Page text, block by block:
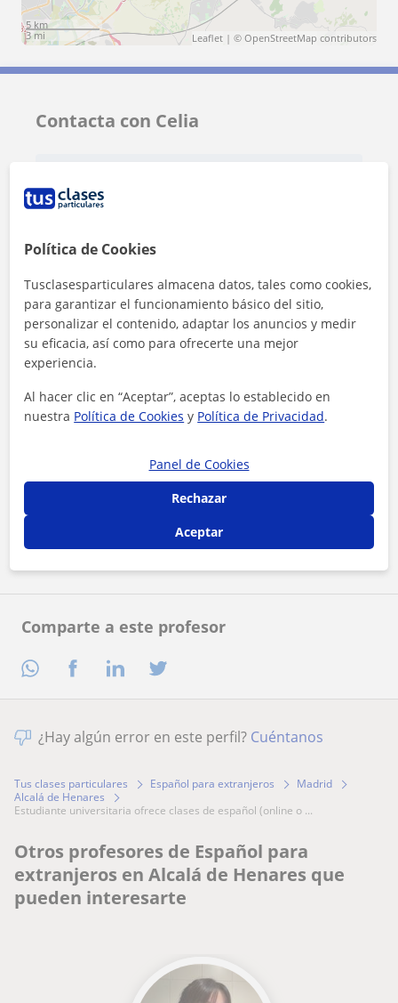
Comparte a este profesor
5 km
3 mi
Leaflet | © OpenStreetMap contributors
Contacta con Celia
Al hacer clic, aceptas nuestroaviso legaly deprivacidad
Contactar ahora
¿Hay algún error en este perfil? Cuéntanos
Tus clases particulares Español para extranjeros
Madrid
Alcalá de Henares
estudiante universitaria ofrece clases de español (online o ...
Otros profesores de Español para
extranjeros en Alcalá de Henares que
pueden interesarte
Política de Cookies
Tusclasesparticulares almacena datos, tales como cookies,
para garantizar el funcionamiento básico del sitio,
personalizar el contenido, adaptar los anuncios y medir
su eficacia, así como para ofrecerte una mejor
experiencia.
Al hacer clic en “Aceptar”, aceptas lo establecido en
nuestra Política de Cookies y Política de Privacidad.
Panel de Cookies
Rechazar
Aceptar